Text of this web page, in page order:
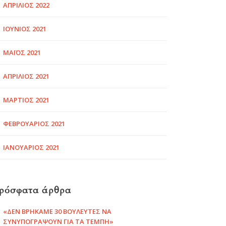
ΑΠΡΊΛΙΟΣ 2022
ΙΟΎΝΙΟΣ 2021
ΜΆΙΟΣ 2021
ΑΠΡΊΛΙΟΣ 2021
ΜΆΡΤΙΟΣ 2021
ΦΕΒΡΟΥΆΡΙΟΣ 2021
ΙΑΝΟΥΆΡΙΟΣ 2021
άρθρα
«ΔΕΝ ΒΡΉΚΑΜΕ 30 ΒΟΥΛΕΥΤΈΣ ΝΑ
ΣΥΝΥΠΟΓΡΆΨΟΥΝ ΓΙΑ ΤΑ ΤΈΜΠΗ»